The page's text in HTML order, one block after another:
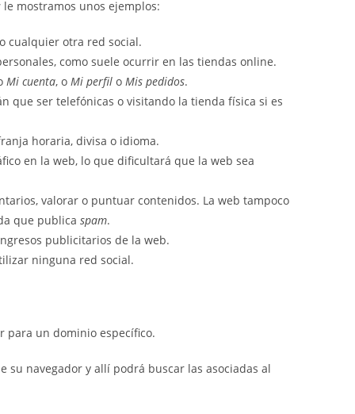
le mostramos unos ejemplos:
cualquier otra red social.
como suele ocurrir en las tiendas online.
Mi cuenta, o Mi perfil o Mis pedidos.
que ser telefónicas o visitando la tienda física si es
horaria, divisa o idioma.
en la web, lo que dificultará que la web sea
valorar o puntuar contenidos. La web tampoco
que publica spam.
publicitarios de la web.
ninguna red social.
para un dominio específico.
navegador y allí podrá buscar las asociadas al